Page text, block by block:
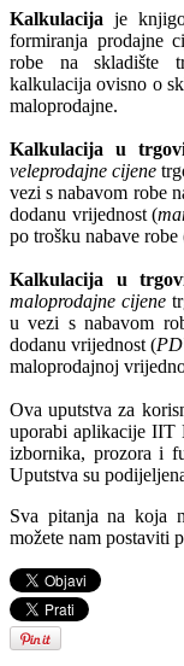
Kalkulacija je
formiranja prodajne
robe na skladište
kalkulacija ovisno o
maloprodajne.
Kalkulacija u
veleprodajne cijene
vezi s nabavom robe
dodanu vrijednost (
po trošku nabave
Kalkulacija u
maloprodajne cijene
u vezi s nabavom
dodanu vrijednost (
maloprodajnoj
Ova uputstva za
uporabi aplikacije IIT
izbornika, prozora i
Uputstva su
Sva pitanja na koja
možete nam postaviti